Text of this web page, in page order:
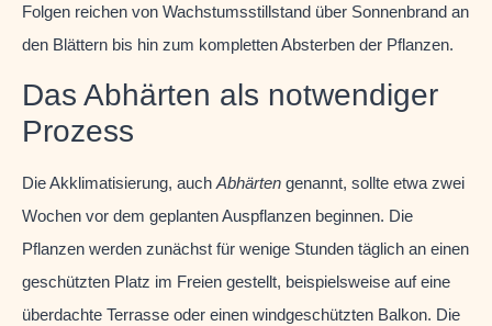
Folgen reichen von Wachstumsstillstand über Sonnenbrand an
den Blättern bis hin zum kompletten Absterben der Pflanzen.
Das Abhärten als notwendiger
Prozess
Die Akklimatisierung, auchAbhärten genannt, sollte etwa zwei
Wochen vor dem geplanten Auspflanzen beginnen. Die
Pflanzen werden zunächst für wenige Stunden täglich an einen
geschützten Platz im Freien gestellt, beispielsweise auf eine
überdachte Terrasse oder einen windgeschützten Balkon. Die